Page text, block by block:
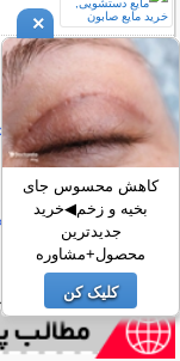
آموزش
چگونه
×
کاهش محسوس جای
بخیه و زخم◀خرید
جدیدترین
محصول+مشاوره
کلیک کن